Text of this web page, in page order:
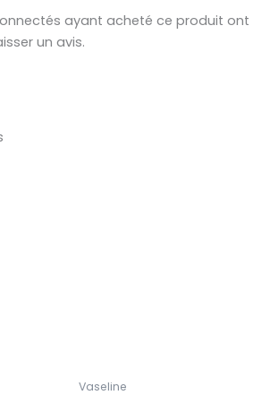
ayant acheté ce produit ont
un avis.
Vaseline